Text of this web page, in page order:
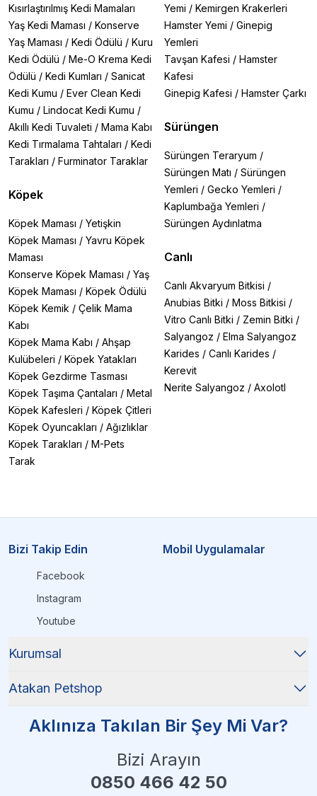
Kısırlaştırılmış Kedi Mamaları
Yaş Kedi Maması / Konserve
Yaş Maması / Kedi Ödülü / Kuru
Kedi Ödülü / Me-O Krema Kedi
Ödülü / Kedi Kumları / Sanicat
Kedi Kumu / Ever Clean Kedi
Kumu / Lindocat Kedi Kumu /
Akıllı Kedi Tuvaleti / Mama Kabı
Kedi Tırmalama Tahtaları / Kedi
Tarakları / Furminator Taraklar
Köpek
Köpek Maması / Yetişkin
Köpek Maması / Yavru Köpek
Maması
Konserve Köpek Maması / Yaş
Köpek Maması / Köpek Ödülü
Köpek Kemik / Çelik Mama
Kabı
Köpek Mama Kabı / Ahşap
Kulübeleri / Köpek Yatakları
Köpek Gezdirme Tasması
Köpek Taşıma Çantaları / Metal
Köpek Kafesleri / Köpek Çitleri
Köpek Oyuncakları / Ağızlıklar
Köpek Tarakları / M-Pets
Tarak
Yemi / Kemirgen Krakerleri
Hamster Yemi / Ginepig
Yemleri
Tavşan Kafesi / Hamster
Kafesi
Ginepig Kafesi / Hamster Çarkı
Sürüngen
Sürüngen Teraryum /
Sürüngen Matı / Sürüngen
Yemleri / Gecko Yemleri /
Kaplumbağa Yemleri /
Sürüngen Aydınlatma
Canlı
Canlı Akvaryum Bitkisi /
Anubias Bitki / Moss Bitkisi /
Vitro Canlı Bitki / Zemin Bitki /
Salyangoz / Elma Salyangoz
Karides / Canlı Karides /
Kerevit
Nerite Salyangoz / Axolotl
Bizi Takip Edin
Facebook
Instagram
Youtube
Mobil Uygulamalar
Kurumsal
Atakan Petshop
Aklınıza Takılan Bir Şey Mi Var?
Bizi Arayın
0850 466 42 50